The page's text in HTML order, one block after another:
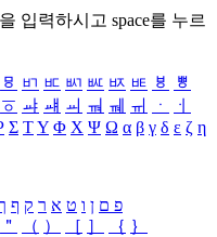
을 입력하시고 space를 누르
ㅱ ㅲ ㅳ ㅴ ㅵ ㅶ ㅷ ㅸ
ㅹ
ㆆ ㆇ ㆈ ㆉ ㆊ ㆋ ㆌ ㆍ
ㆎ
Σ ΤΥ Φ Χ Ψ Ω α β γ δ ε ζ η
פ ם ן ו ט א ר ק ף
＂ （ ） ［ ］ ｛ ｝